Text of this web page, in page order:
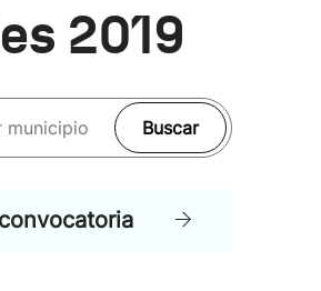
2019
Buscar